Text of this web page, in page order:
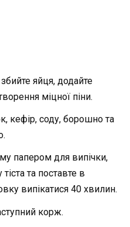
яйця, додайте
міцної піни.
кефір, соду, борошно та
папером для випічки,
та поставте в
випікатися 40 хвилин.
корж.